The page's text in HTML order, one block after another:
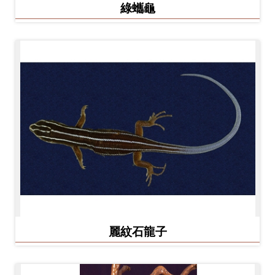
綠蠵龜
麗紋石龍子